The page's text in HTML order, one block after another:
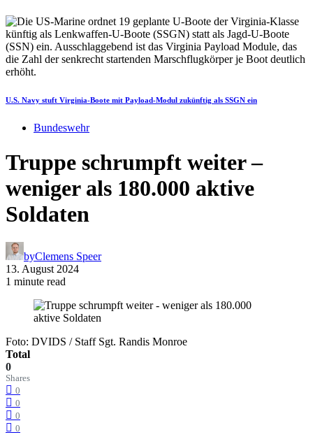
U.S. Navy stuft Virginia-Boote mit Payload-Modul zukünftig als SSGN ein
Bundeswehr
Truppe schrumpft weiter –
weniger als 180.000 aktive
Soldaten
byClemens Speer
13. August 2024
1 minute read
Foto: DVIDS / Staff Sgt. Randis Monroe
Total
0
Shares
0
0
0
0